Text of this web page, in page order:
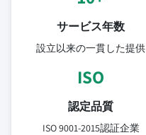
サービス年数
設立以来の一貫した提供
ISO
認定品質
ISO 9001-2015認証企業